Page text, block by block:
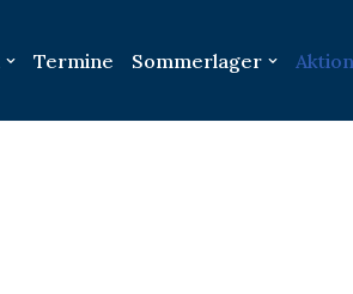
Termine Sommerlager